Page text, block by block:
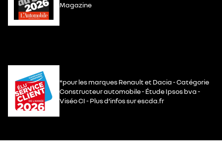
Magazine
*pour les marques Renault et Dacia - Catégorie
Constructeur automobile - Étude Ipsos bva -
Viséo CI - Plus d’infos sur escda.fr